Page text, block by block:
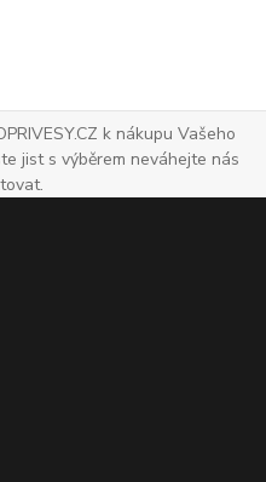
k nákupu Vašeho
jist s výběrem neváhejte nás